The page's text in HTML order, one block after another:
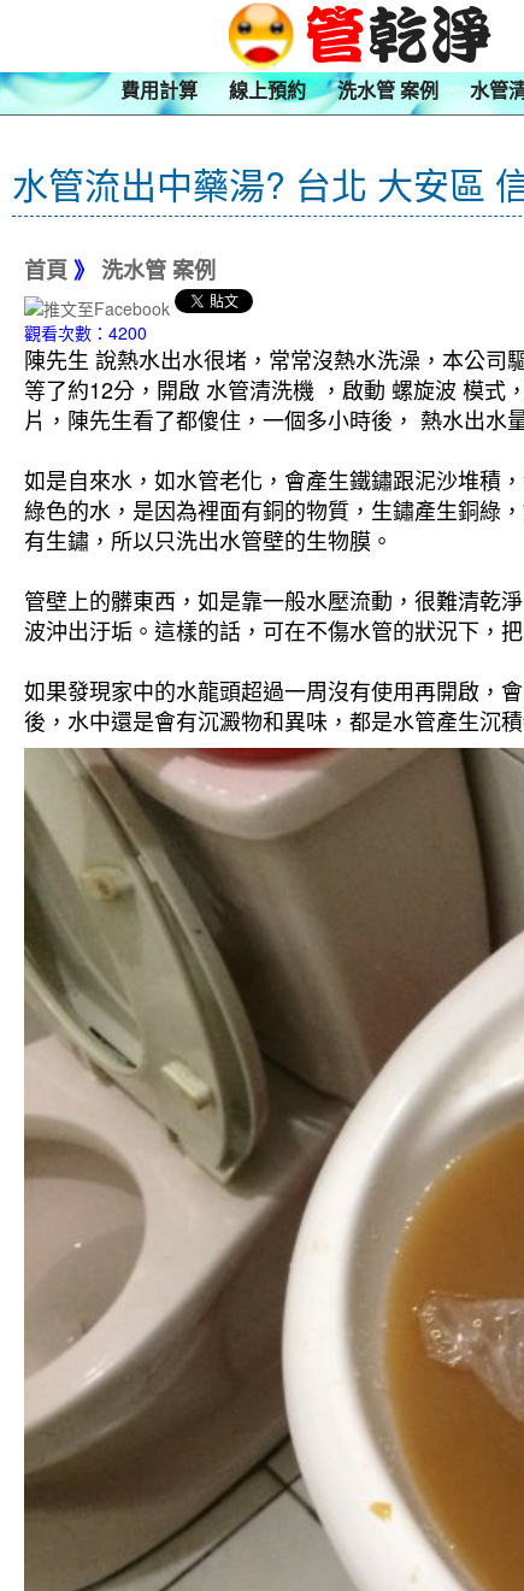
費用計算 線上預約 洗水管 案例 水管
水管流出中藥湯? 台北 大安區
首頁 》 洗水管 案例
觀看次數：4200
陳先生 說熱水出水很堵，常常沒熱水洗澡，本公司
等了約12分，開啟 水管清洗機 ，啟動 螺旋波 模式
片，陳先生看了都傻住，一個多小時後， 熱水出水
如是自來水，如水管老化，會產生鐵鏽跟泥沙堆積
綠色的水，是因為裡面有銅的物質，生鏽產生銅綠
有生鏽，所以只洗出水管壁的生物膜。
管壁上的髒東西，如是靠一般水壓流動，很難清乾
波沖出汙垢。這樣的話，可在不傷水管的狀況下，
如果發現家中的水龍頭超過一周沒有使用再開啟，
後，水中還是會有沉澱物和異味，都是水管產生沉